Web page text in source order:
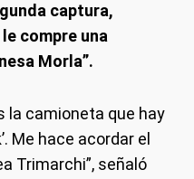
captura,
compre una
Morla”.
la camioneta que hay
Me hace acordar el
Trimarchi”, señaló